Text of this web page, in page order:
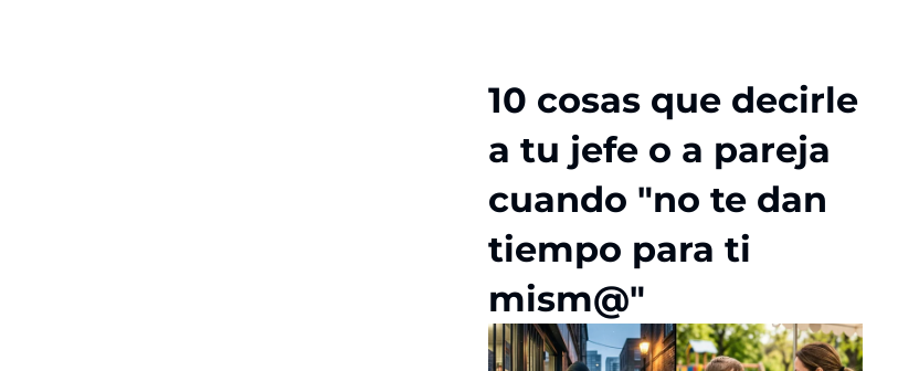
10 cosas que decirle
a tu jefe o a pareja
cuando "no te dan
tiempo para ti
mism@"